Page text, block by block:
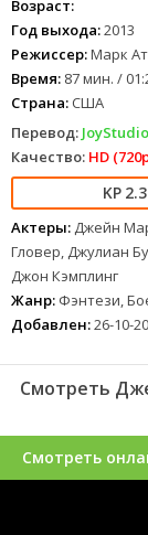
Возраст:
Год выхода:2013
Режиссер:Марк
Время: 87 мин. /
Страна: США
Перевод: JoyStudio
Качество: HD
2.3
Актеры: Джейн
Гловер, Джулиан
Джон Кэмплинг
Жанр: Фэнтези,
Добавлен:26-10-
Смотреть
Смотреть